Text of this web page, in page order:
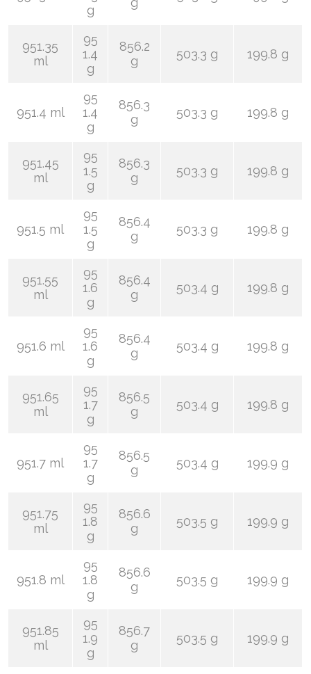
g
951.35
ml
95
1.4
g
856.2
g
503.3 g 199.8 g
951.4 ml
95
1.4
g
856.3
g
503.3 g 199.8 g
951.45
ml
95
1.5
g
856.3
g
503.3 g 199.8 g
951.5 ml
95
1.5
g
856.4
g
503.3 g 199.8 g
951.55
ml
95
1.6
g
856.4
g
503.4 g 199.8 g
951.6 ml
95
1.6
g
856.4
g
503.4 g 199.8 g
951.65
ml
95
1.7
g
856.5
g
503.4 g 199.8 g
951.7 ml
95
1.7
g
856.5
g
503.4 g 199.9 g
951.75
ml
95
1.8
g
856.6
g
503.5 g 199.9 g
951.8 ml
95
1.8
g
856.6
g
503.5 g 199.9 g
951.85
ml
95
1.9
g
856.7
g
503.5 g 199.9 g